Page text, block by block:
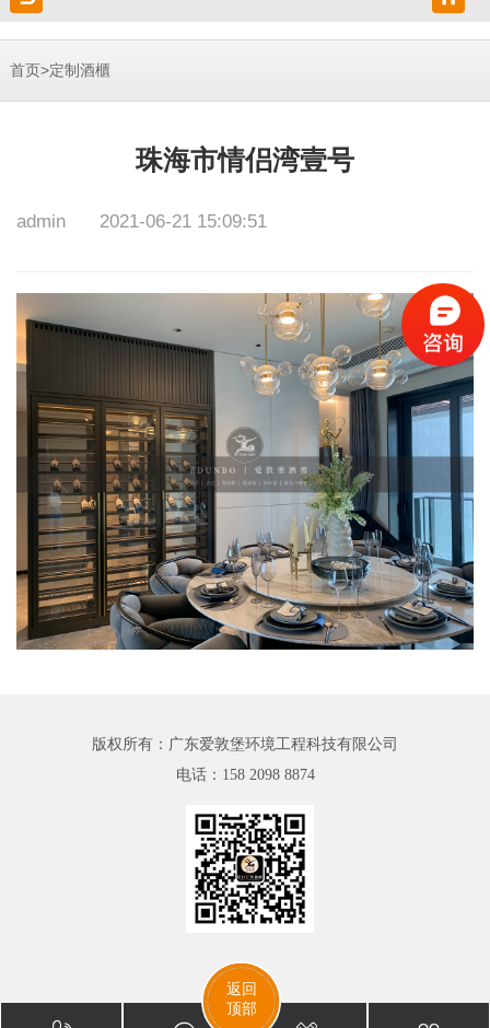
首页>定制酒櫃
珠海市情侣湾壹号
admin 2021-06-21 15:09:51
版权所有：广东爱敦堡环境工程科技有限公司
电话： 158 2098 8874
返回
顶部